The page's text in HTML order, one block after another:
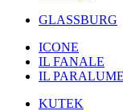
GLASSBURG
ICONE
IL FANALE
IL
KUTEK